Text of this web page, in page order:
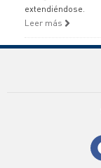
extendiéndose.
Leer más